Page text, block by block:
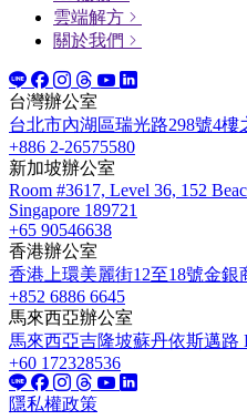
雲端解方
關於我們
台灣辦公室
台北市內湖區瑞光路298號4樓
+886 2-26575580
新加坡辦公室
Room #3617, Level 36, 152
Singapore 189721
+65 90546638
香港辦公室
香港上環美麗街12至18號金銀
+852 6886 6645
馬來西亞辦公室
馬來西亞吉隆坡蘇丹依斯邁路
+60 172328536
隱私權政策